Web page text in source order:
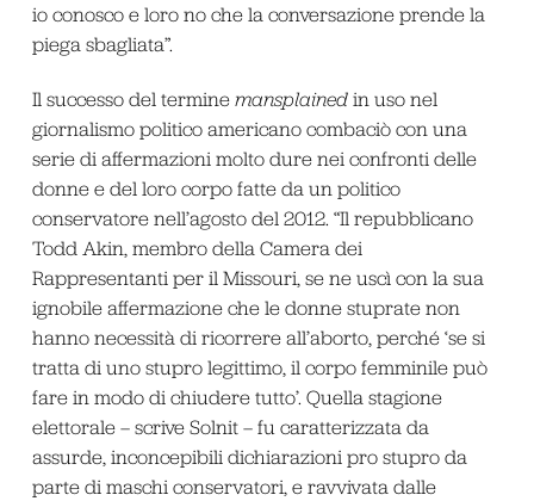
io conosco e loro no che la conversazione prende la
piega sbagliata”.
Il successo del termine mansplained in uso nel
giornalismo politico americano combaciò con una
serie di affermazioni molto dure nei confronti delle
donne e del loro corpo fatte da un politico
conservatore nell’agosto del 2012. “Il repubblicano
Todd Akin, membro della Camera dei
Rappresentanti per il Missouri, se ne uscì con la sua
ignobile affermazione che le donne stuprate non
hanno necessità di ricorrere all’aborto, perché ‘se si
tratta di uno stupro legittimo, il corpo femminile può
fare in modo di chiudere tutto’. Quella stagione
elettorale – scrive Solnit – fu caratterizzata da
assurde, inconcepibili dichiarazioni pro stupro da
parte di maschi conservatori, e ravvivata dalle